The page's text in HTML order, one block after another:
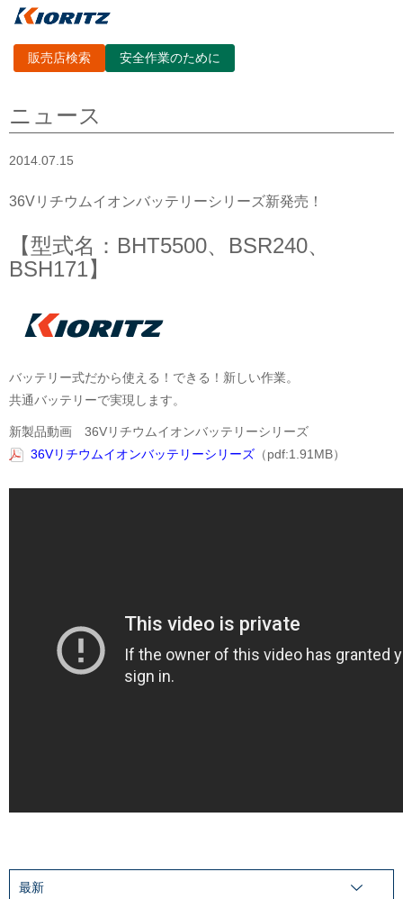
販売店検索 安全作業のために
ニュース
2014.07.15
36Vリチウムイオンバッテリーシリーズ新発売！
【型式名：BHT5500、BSR240、
BSH171】
バッテリー式だから使える！できる！新しい作業。
共通バッテリーで実現します。
新製品動画 36Vリチウムイオンバッテリーシリーズ
36Vリチウムイオンバッテリーシリーズ （pdf:1.91MB）